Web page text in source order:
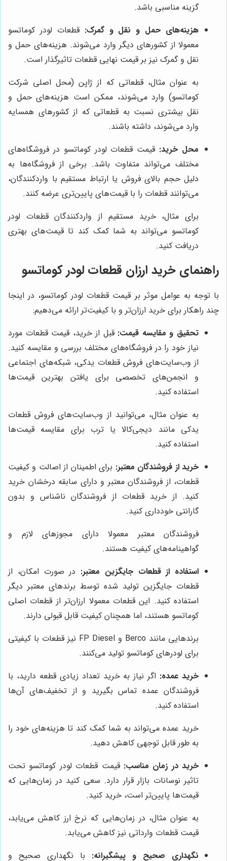
گزینه مناسبی باشد.
هزینه‌های حمل و نقل و گمرک: قطعات لودر کوماتسو
معمولا از کشورهای دیگر وارد می‌شوند. هزینه‌های حمل و
نقل و گمرک نیز بر قیمت نهایی قطعات تاثیرگذار است.
به عنوان مثال، قطعاتی که از ژاپن (محل اصلی شرکت
کوماتسو) وارد می‌شوند، ممکن است هزینه‌های حمل و
نقل بیشتری نسبت به قطعاتی که از کشورهای همسایه
وارد می‌شوند، داشته باشند.
محل خرید: قیمت قطعات لودر کوماتسو در فروشگاه‌های
مختلف می‌تواند متفاوت باشد. برخی از فروشگاه‌ها به
دلیل حجم بالای فروش یا ارتباط مستقیم با واردکنندگان،
می‌توانند قطعات را با قیمت‌های پایین‌تری عرضه کنند.
برای مثال، خرید مستقیم از واردکنندگان قطعات لودر
کوماتسو می‌تواند به شما کمک کند تا قیمت‌های بهتری
دریافت کنید.
راهنمای خرید ارزان قطعات لودر کوماتسو
با توجه به عوامل موثر بر قیمت قطعات لودر کوماتسو، در اینجا
چند راهکار برای خرید ارزان‌تر و با کیفیت‌تر ارائه می‌دهیم:
تحقیق و مقایسه قیمت: قبل از خرید، قیمت قطعات مورد
نیاز خود را در فروشگاه‌های مختلف بررسی و مقایسه کنید.
از وب‌سایت‌های فروش قطعات یدکی، شبکه‌های اجتماعی
و انجمن‌های تخصصی برای یافتن بهترین قیمت‌ها
استفاده کنید.
به عنوان مثال، می‌توانید از وب‌سایت‌های فروش قطعات
یدکی مانند دیجی‌کالا یا ترب برای مقایسه قیمت‌ها
استفاده کنید.
خرید از فروشندگان معتبر: برای اطمینان از اصالت و کیفیت
قطعات، از فروشندگان معتبر و دارای سابقه درخشان خرید
کنید. از خرید قطعات از فروشندگان ناشناس و بدون
گارانتی خودداری کنید.
فروشندگان معتبر معمولا دارای مجوزهای لازم و
گواهینامه‌های کیفیت هستند.
استفاده از قطعات جایگزین معتبر: در صورت امکان، از
قطعات جایگزین تولید شده توسط برندهای معتبر دیگر
استفاده کنید. این قطعات معمولا ارزان‌تر از قطعات اصلی
کوماتسو هستند، اما همچنان کیفیت قابل قبولی دارند.
برندهایی مانند Berco و FP Diesel نیز قطعات با کیفیتی
برای لودرهای کوماتسو تولید می‌کنند.
خرید عمده: اگر نیاز به خرید تعداد زیادی قطعه دارید، با
فروشندگان عمده تماس بگیرید و از تخفیف‌های آن‌ها
استفاده کنید.
خرید عمده می‌تواند به شما کمک کند تا هزینه‌های خود را
به طور قابل توجهی کاهش دهید.
خرید در زمان مناسب: قیمت قطعات لودر کوماتسو تحت
تاثیر نوسانات بازار قرار دارد. سعی کنید در زمان‌هایی که
قیمت‌ها پایین‌تر است، خرید کنید.
به عنوان مثال، در زمان‌هایی که نرخ ارز کاهش می‌یابد،
قیمت قطعات وارداتی نیز کاهش می‌یابد.
نگهداری صحیح و پیشگیرانه: با نگهداری صحیح و